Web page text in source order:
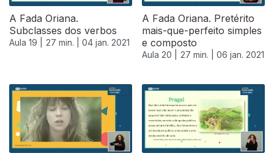
A Fada Oriana.
Subclasses dos verbos
Aula 19 | 27 min. | 04 jan. 2021
A Fada Oriana. Pretérito
mais-que-perfeito simples
e composto
Aula 20 | 27 min. | 06 jan. 2021